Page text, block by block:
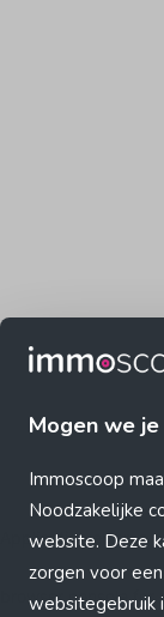
Mogen we
Immoscoop
Noodzakelijke
website. Deze
zorgen voor
websitegebruik
Application error: a
browser console